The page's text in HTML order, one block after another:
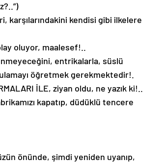
karşılarındakini kendisi gibi ilkelere
oluyor, maalesef!..
entrikalarla, süslü
öğretmek gerekmektedir!.
İLE, ziyan oldu, ne yazık ki!..
kapatıp, düdüklü tencere
önünde, şimdi yeniden uyanıp,